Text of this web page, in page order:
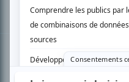
Gestion du consentement